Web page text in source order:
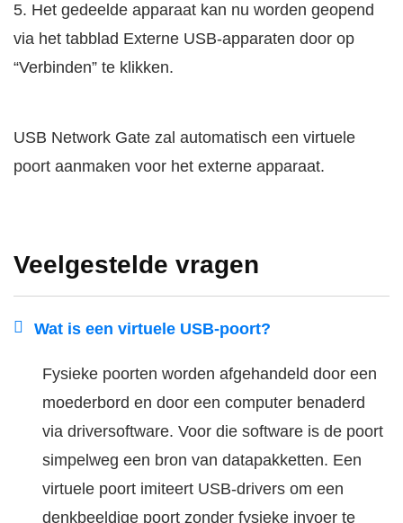
5. Het gedeelde apparaat kan nu worden geopend
via het tabblad Externe USB-apparaten door op
“Verbinden” te klikken.
USB Network Gate zal automatisch een virtuele
poort aanmaken voor het externe apparaat.
Veelgestelde vragen
Wat is een virtuele USB-poort?
Fysieke poorten worden afgehandeld door een
moederbord en door een computer benaderd
via driversoftware. Voor die software is de poort
simpelweg een bron van datapakketten. Een
virtuele poort imiteert USB-drivers om een
denkbeeldige poort zonder fysieke invoer te